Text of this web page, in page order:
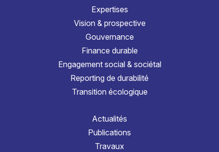
Expertises
Vision & prospective
Gouvernance
Finance durable
Engagement social & sociétal
Reporting de durabilité
Transition écologique
Actualités
Publications
Travaux